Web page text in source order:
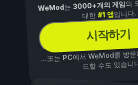
WeMod는3000+개의 게임의
대한#1 앱입니다.
시작하기
...또는PC에서 WeMod를 방
드할 수도 있습니